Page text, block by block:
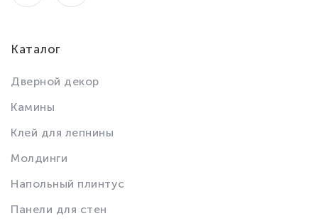
Каталог
Дверной декор
Камины
Клей для лепнины
Молдинги
Напольный плинтус
Панели для стен